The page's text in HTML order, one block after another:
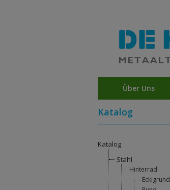
Über Uns
Katalog
Katalog
Stahl
Hinterrad
Eckigrund